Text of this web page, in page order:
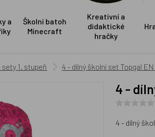
a
Školní batoh
Minecraft
Kreativní a
didaktické
hračky
1. stupeň 4 - dílný školní set Topgal
4 -
4 - dílný